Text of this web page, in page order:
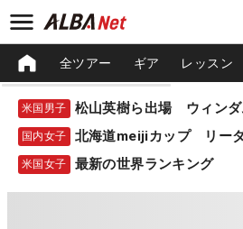
全ツアー ギア レッスン
米国男子
国内女子 北海道meijiカップ リー
米国女子 最新の世界ランキング